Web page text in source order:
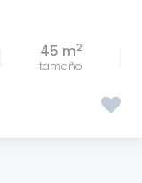
45 m2
tamaño